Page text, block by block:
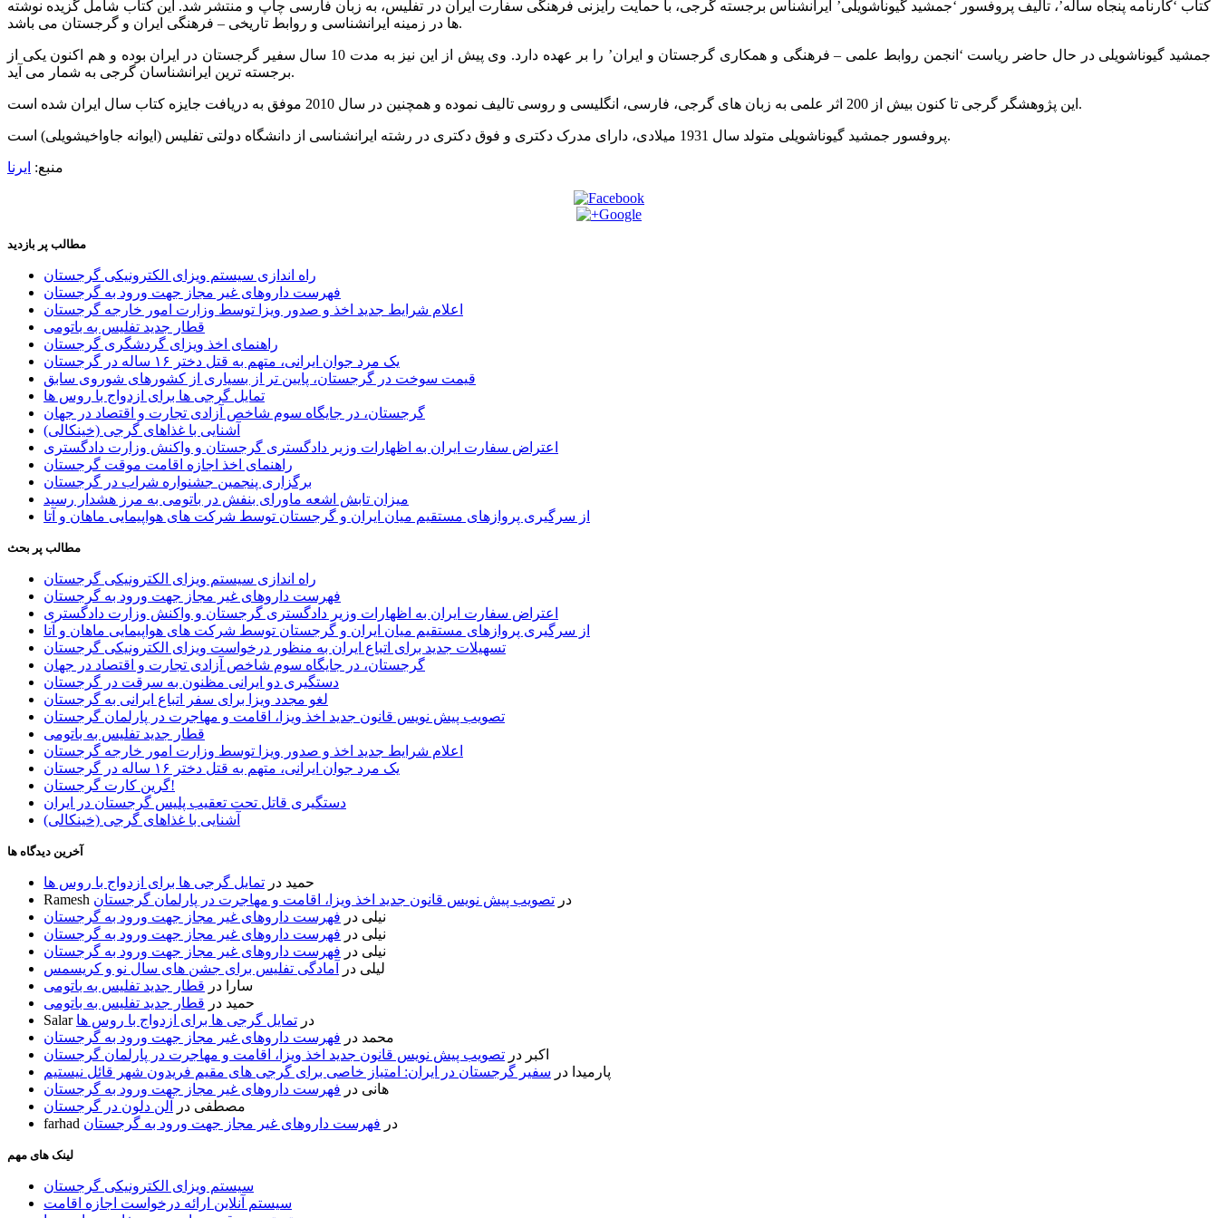
کتاب ‘کارنامه پنجاه ساله’، تالیف پروفسور ‘جمشید گیوناشویلی’ ایرانشناس برجسته گرجی، با حمایت رایزنی فرهنگی سفارت ایران در تفلیس، به زبان فارسی چاپ و منتشر شد. این کتاب شامل گزیده نوشته
ها در زمینه ایرانشناسی و روابط تاریخی – فرهنگی ایران و گرجستان می باشد.
جمشید گیوناشویلی در حال حاضر ریاست ‘انجمن روابط علمی – فرهنگی و همکاری گرجستان و ایران’ را بر عهده دارد. وی پیش از این نیز به مدت 10 سال سفیر گرجستان در ایران بوده و هم اکنون یکی از
برجسته ترین ایرانشناسان گرجی به شمار می آید.
این پژوهشگر گرجی تا کنون بیش از 200 اثر علمی به زبان های گرجی، فارسی، انگلیسی و روسی تالیف نموده و همچنین در سال 2010 موفق به دریافت جایزه کتاب سال ایران شده است.
پروفسور جمشید گیوناشویلی متولد سال 1931 میلادی، دارای مدرک دکتری و فوق دکتری در رشته ایرانشناسی از دانشگاه دولتی تفلیس (ایوانه جاواخیشویلی) است.
منبع: ایرنا
مطالب پر بازدید
راه اندازی سیستم ویزای الکترونیکی گرجستان
فهرست داروهای غیر مجاز جهت ورود به گرجستان
اعلام شرایط جدید اخذ و صدور ویزا توسط وزارت امور خارجه گرجستان
قطار جدید تفلیس به باتومی
راهنمای اخذ ویزای گردشگری گرجستان
یک مرد جوان ایرانی، متهم به قتل دختر ۱۶ ساله در گرجستان
قیمت سوخت در گرجستان، پایین تر از بسیاری از کشورهای شوروی سابق
تمایل گرجی ها برای ازدواج با روس ها
گرجستان، در جایگاه سوم شاخص آزادی تجارت و اقتصاد در جهان
آشنایی با غذاهای گرجی (خینکالی)
اعتراض سفارت ایران به اظهارات وزیر دادگستری گرجستان و واکنش وزارت دادگستری
راهنمای اخذ اجازه اقامت موقت گرجستان
برگزاری پنجمین جشنواره شراب در گرجستان
میزان تابش اشعه ماورای بنفش در باتومی به مرز هشدار رسید
از سرگیری پروازهای مستقیم میان ایران و گرجستان توسط شرکت های هواپیمایی ماهان و آتا
مطالب پر بحث
راه اندازی سیستم ویزای الکترونیکی گرجستان
فهرست داروهای غیر مجاز جهت ورود به گرجستان
اعتراض سفارت ایران به اظهارات وزیر دادگستری گرجستان و واکنش وزارت دادگستری
از سرگیری پروازهای مستقیم میان ایران و گرجستان توسط شرکت های هواپیمایی ماهان و آتا
تسهیلات جدید برای اتباع ایران به منظور درخواست ویزای الکترونیکی گرجستان
گرجستان، در جایگاه سوم شاخص آزادی تجارت و اقتصاد در جهان
دستگیری دو ایرانی مظنون به سرقت در گرجستان
لغو مجدد ویزا برای سفر اتباع ایرانی به گرجستان
تصویب پیش نویس قانون جدید اخذ ویزا، اقامت و مهاجرت در پارلمان گرجستان
قطار جدید تفلیس به باتومی
اعلام شرایط جدید اخذ و صدور ویزا توسط وزارت امور خارجه گرجستان
یک مرد جوان ایرانی، متهم به قتل دختر ۱۶ ساله در گرجستان
گرین کارت گرجستان!
دستگیری قاتل تحت تعقیب پلیس گرجستان در ایران
آشنایی با غذاهای گرجی (خینکالی)
آخرین دیدگاه ها
حمید در تمایل گرجی ها برای ازدواج با روس ها
Ramesh
در تصویب پیش نویس قانون جدید اخذ ویزا، اقامت و مهاجرت در پارلمان گرجستان
نیلی در فهرست داروهای غیر مجاز جهت ورود به گرجستان
نیلی در فهرست داروهای غیر مجاز جهت ورود به گرجستان
نیلی در فهرست داروهای غیر مجاز جهت ورود به گرجستان
لیلی در
آمادگی تفلیس برای جشن های سال نو و کریسمس
سارا
در قطار جدید تفلیس به باتومی
حمید در قطار جدید تفلیس به باتومی
Salar
در تمایل گرجی ها برای ازدواج با روس ها
محمد در فهرست داروهای غیر مجاز جهت ورود به گرجستان
اکبر در تصویب پیش نویس قانون جدید اخذ ویزا، اقامت و مهاجرت در پارلمان گرجستان
پارمیدا در سفیر گرجستان در ایران: امتیاز خاصی برای گرجی های مقیم فریدون شهر قائل نیستیم
هانی در فهرست داروهای غیر مجاز جهت ورود به گرجستان
مصطفی در
آلن دلون در گرجستان
farhad
در فهرست داروهای غیر مجاز جهت ورود به گرجستان
لینک های مهم
سیستم ویزای الکترونیکی گرجستان
سیستم آنلاین ارائه درخواست اجازه اقامت